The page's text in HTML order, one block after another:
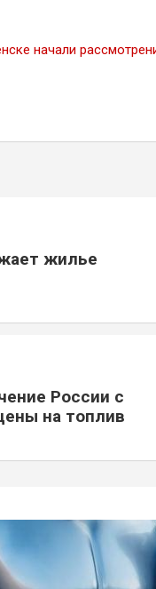
начали
жилье
России с
на топлив